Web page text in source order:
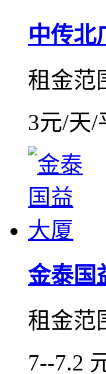
中传北
租金范
3元/天/
金泰国
租金范
7--7.2